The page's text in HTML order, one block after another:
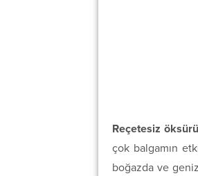
Reçetesiz
çok balgamın
boğazda ve